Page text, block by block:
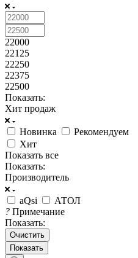
22000
22125
22250
22375
22500
Показать:
Хит продаж
Новинка
Рекомендуем
Хит
Показать все
Показать:
Производитель
aQsi
АТОЛ
? Примечание
Показать:
Очистить